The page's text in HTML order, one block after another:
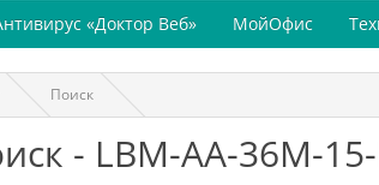
«Доктор Веб» МойОфис
Поиск
- LBM-AA-36M-15-